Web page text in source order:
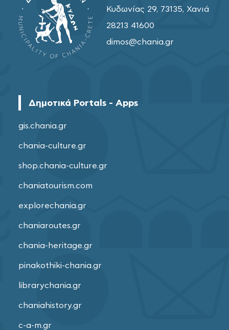
Κυδωνίας 29, 73135, Χανιά
28213 41600
dimos@chania.gr
Δημοτικά Portals - Apps
gis.chania.gr
chania-culture.gr
shop.chania-culture.gr
chaniatourism.com
explorechania.gr
chaniaroutes.gr
chania-heritage.gr
pinakothiki-chania.gr
librarychania.gr
chaniahistory.gr
c-a-m.gr